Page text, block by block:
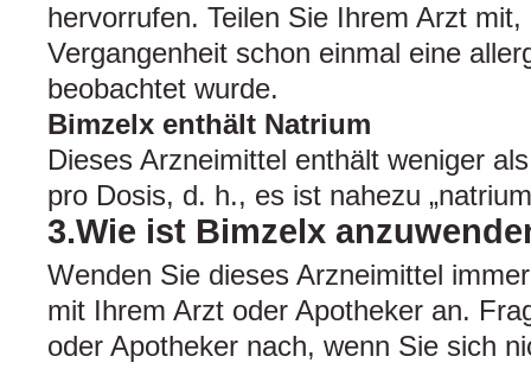
hervorrufen. Teilen Sie Ihrem Arzt
Vergangenheit schon einmal eine
beobachtet wurde.
Bimzelx enthält Natrium
Dieses Arzneimittel enthält weniger
pro Dosis, d. h., es ist nahezu
3.Wie ist Bimzelx
Wenden Sie dieses Arzneimittel
mit Ihrem Arzt oder Apotheker an.
oder Apotheker nach, wenn Sie sich